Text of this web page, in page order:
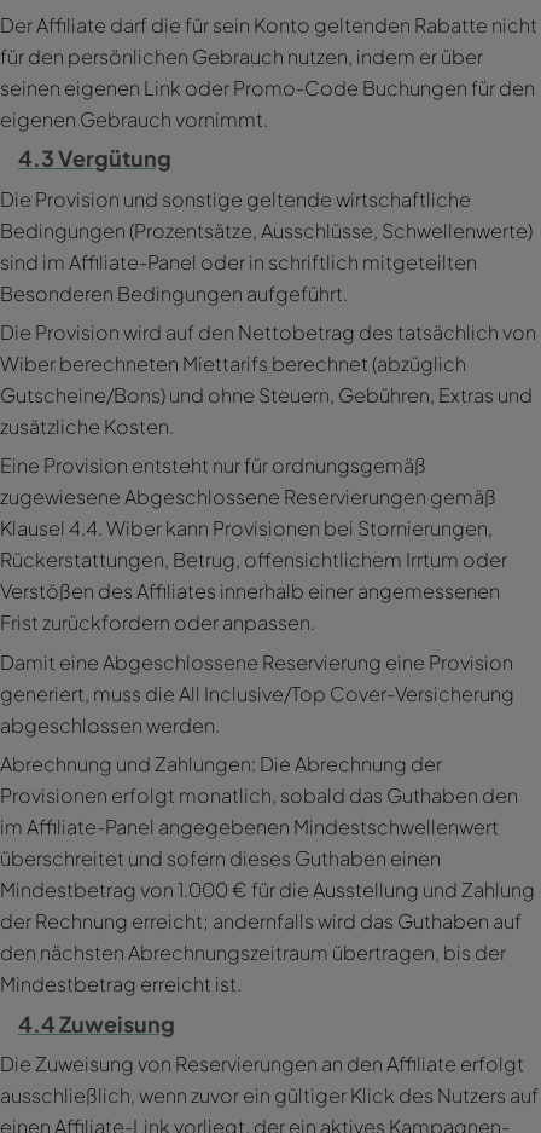
Der Affiliate darf die für sein Konto geltenden Rabatte nicht
für den persönlichen Gebrauch nutzen, indem er über
seinen eigenen Link oder Promo-Code Buchungen für den
eigenen Gebrauch vornimmt.
4.3 Vergütung
Die Provision und sonstige geltende wirtschaftliche
Bedingungen (Prozentsätze, Ausschlüsse, Schwellenwerte)
sind im Affiliate-Panel oder in schriftlich mitgeteilten
Besonderen Bedingungen aufgeführt.
Die Provision wird auf den Nettobetrag des tatsächlich von
Wiber berechneten Miettarifs berechnet (abzüglich
Gutscheine/Bons) und ohne Steuern, Gebühren, Extras und
zusätzliche Kosten.
Eine Provision entsteht nur für ordnungsgemäß
zugewiesene Abgeschlossene Reservierungen gemäß
Klausel 4.4. Wiber kann Provisionen bei Stornierungen,
Rückerstattungen, Betrug, offensichtlichem Irrtum oder
Verstößen des Affiliates innerhalb einer angemessenen
Frist zurückfordern oder anpassen.
Damit eine Abgeschlossene Reservierung eine Provision
generiert, muss die All Inclusive/Top Cover-Versicherung
abgeschlossen werden.
Abrechnung und Zahlungen: Die Abrechnung der
Provisionen erfolgt monatlich, sobald das Guthaben den
im Affiliate-Panel angegebenen Mindestschwellenwert
überschreitet und sofern dieses Guthaben einen
Mindestbetrag von 1.000 € für die Ausstellung und Zahlung
der Rechnung erreicht; andernfalls wird das Guthaben auf
den nächsten Abrechnungszeitraum übertragen, bis der
Mindestbetrag erreicht ist.
4.4 Zuweisung
Die Zuweisung von Reservierungen an den Affiliate erfolgt
ausschließlich, wenn zuvor ein gültiger Klick des Nutzers auf
einen Affiliate-Link vorliegt, der ein aktives Kampagnen-